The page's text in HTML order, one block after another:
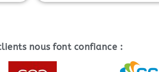
nous font confiance :